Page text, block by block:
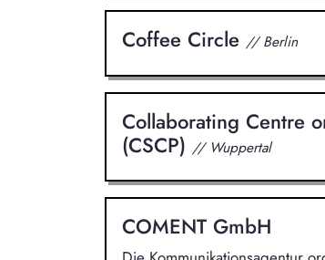
Coffee Circle // Berlin
Collaborating Centre
(CSCP) // Wuppertal
COMENT GmbH